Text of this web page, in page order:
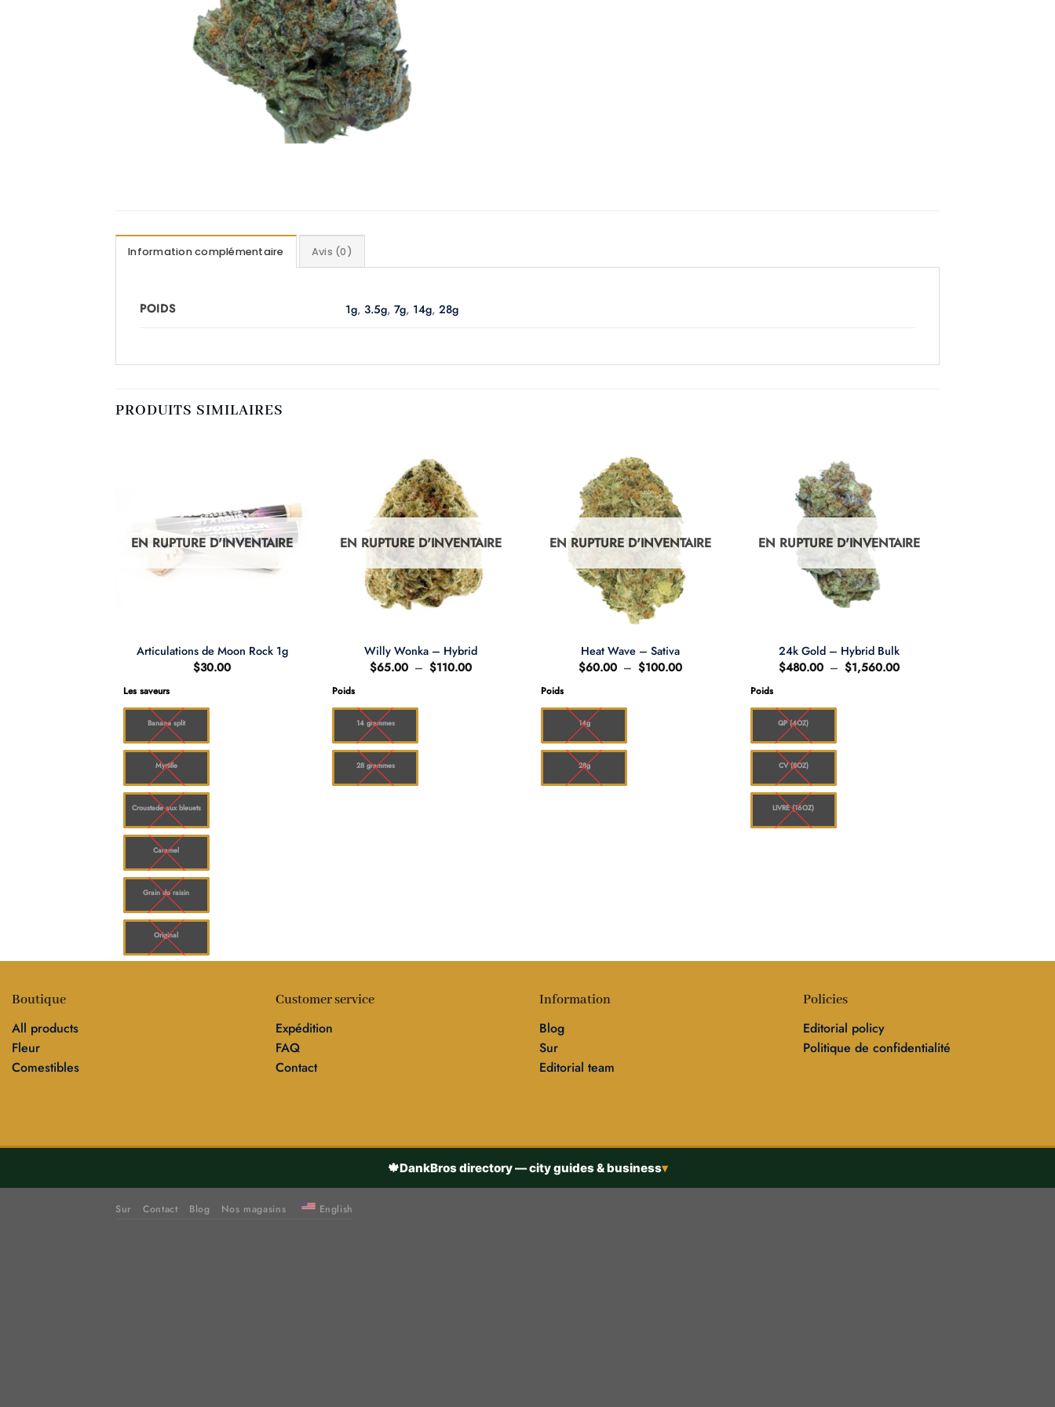
Information complémentaire Avis (0)
POIDS 1g,3.5g,7g, 14g,28g
PRODUITS SIMILAIRES
EN RUPTURE D'INVENTAIRE
Articulations de Moon Rock 1g
$30.00
Les saveurs
Banane split
Myrtille
Croustade aux bleuets
Caramel
Grain de raisin
Original
EN RUPTURE D'INVENTAIRE
Willy Wonka – Hybrid
$65.00 – $110.00Plage
Poids
14 grammes
28 grammes
EN RUPTURE D'INVENTAIRE
Heat Wave – Sativa
$60.00 – $100.00Plage
Poids
14g
28g
EN RUPTURE D'INVENTAIRE
24k Gold – Hybrid Bulk
$480.00 – $1,560.00Plage
Poids
QP (4OZ)
CV (8OZ)
LIVRE (16OZ)
Boutique
All products
Fleur
Comestibles
Customer service
Expédition
FAQ
Contact
Information
Blog
Sur
Editorial team
Policies
Editorial policy
Politique de confidentialité
🍁DankBros directory — city guides & business▾
Sur Contact Blog Nos magasins English